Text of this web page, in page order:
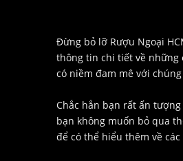
Đừng bỏ lỡ Rượu Ngoại
thông tin chi tiết về những
có niềm đam mê với
Chắc hẳn bạn rất ấn
bạn không muốn bỏ qua
để có thể hiểu thêm về